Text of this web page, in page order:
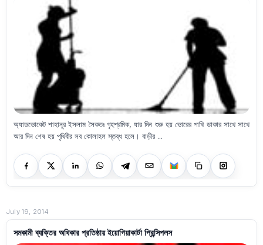
অ্যাডভোকেট শাহানূর ইসলাম সৈকতঃ গৃহশ্রমিক, যার দিন শুরু হয় ভোরের পাখি ডাকার সাথে সাথে
আর দিন শেষ হয় পৃথিবীর সব কোলাহল স্তব্ধ হলে। বাড়ীর ...
July 19, 2014
সমকামী ব্যক্তির অধিকার প্রতিষ্ঠায় ইয়োগিয়াকার্টা প্রিন্সিপলস